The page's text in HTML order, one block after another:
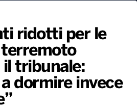
Dance
Spettacolo
Consiglia
TV
ridotti per le
il tribunale:
dormire invece